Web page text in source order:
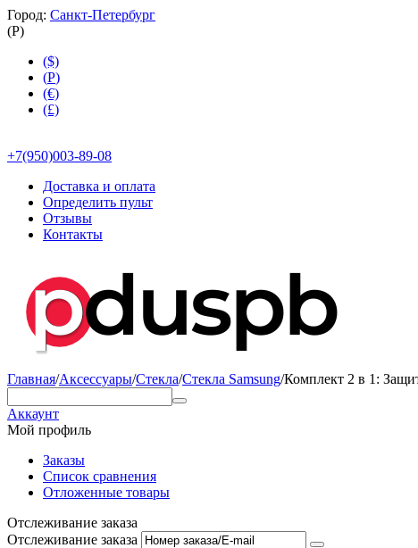
Город: Санкт-Петербург
(Р)
($)
(Р)
(€)
(£)
+7(950)003-89-08
Доставка и оплата
Определить пульт
Отзывы
Контакты
Главная/Аксессуары/Стекла/Стекла Samsung/Комплект 2 в 1:
Аккаунт
Мой профиль
Заказы
Список сравнения
Отложенные товары
Отслеживание заказа
Отслеживание заказа